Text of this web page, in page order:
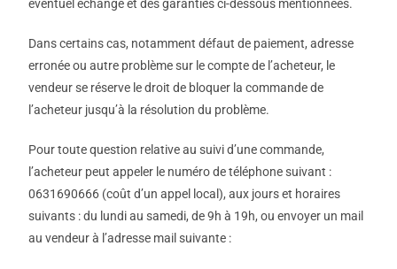
éventuel échange et des garanties ci-dessous mentionnées.
Dans certains cas, notamment défaut de paiement, adresse
erronée ou autre problème sur le compte de l’acheteur, le
vendeur se réserve le droit de bloquer la commande de
l’acheteur jusqu’à la résolution du problème.
Pour toute question relative au suivi d’une commande,
l’acheteur peut appeler le numéro de téléphone suivant :
0631690666 (coût d’un appel local), aux jours et horaires
suivants : du lundi au samedi, de 9h à 19h, ou envoyer un mail
au vendeur à l’adresse mail suivante :